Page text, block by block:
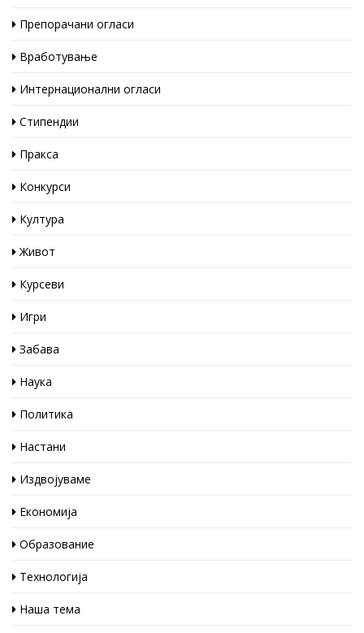
Препорачани огласи
Вработување
Интернационални огласи
Стипендии
Пракса
Конкурси
Култура
Живот
Курсеви
Игри
Забава
Наука
Политика
Настани
Издвојуваме
Економија
Образование
Технологија
Наша тема